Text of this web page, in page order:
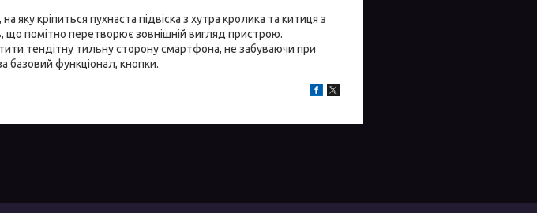
кріпиться пухнаста підвіска з хутра кролика та китиця з
помітно перетворює зовнішній вигляд пристрою.
тендітну тильну сторону смартфона, не забуваючи при
базовий функціонал, кнопки.